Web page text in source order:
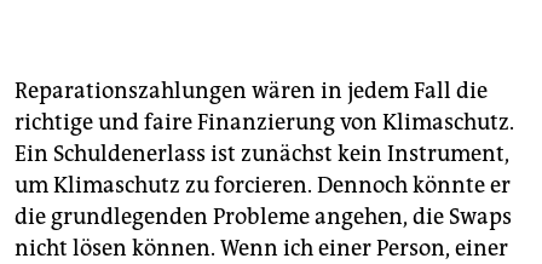
Reparationszahlungen wären in jedem Fall die
richtige und faire Finanzierung von Klimaschutz.
Ein Schuldenerlass ist zunächst kein Instrument,
um Klimaschutz zu forcieren. Dennoch könnte er
die grundlegenden Probleme angehen, die Swaps
nicht lösen können. Wenn ich einer Person, einer